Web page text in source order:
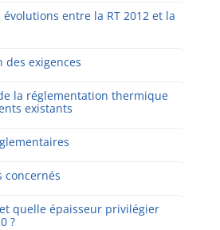
entre la RT 2012 et la
des exigences
la réglementation thermique
existants
concernés
quelle épaisseur privilégier
?